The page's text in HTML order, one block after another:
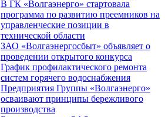
В ГК «Волгаэнерго» стартовала
программа по развитию преемников на
управленческие позиции в
технической области
ЗАО «Волгаэнергосбыт» объявляет о
проведении открытого конкурса
График профилактического ремонта
систем горячего водоснабжения
Предприятия Группы «Волгаэнерго»
осваивают принципы бережливого
производства